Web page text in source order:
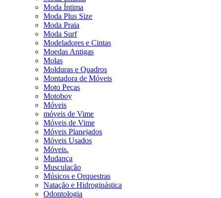
Moda Íntima
Moda Plus Size
Moda Praia
Moda Surf
Modeladores e Cintas
Moedas Antigas
Molas
Molduras e Quadros
Montadora de Móveis
Moto Peças
Motoboy
Móveis
móveis de Vime
Móveis de Vime
Móveis Planejados
Móveis Usados
Móveis.
Mudança
Musculação
Músicos e Orquestras
Natação e Hidroginástica
Odontologia